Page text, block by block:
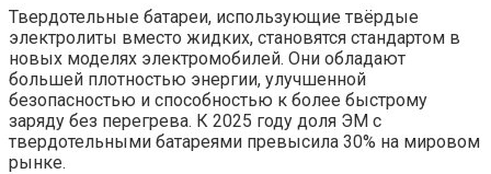
Твердотельные батареи, использующие твёрдые
электролиты вместо жидких, становятся стандартом в
новых моделях электромобилей. Они обладают
большей плотностью энергии, улучшенной
безопасностью и способностью к более быстрому
заряду без перегрева. К 2025 году доля ЭМ с
твердотельными батареями превысила 30% на мировом
рынке.